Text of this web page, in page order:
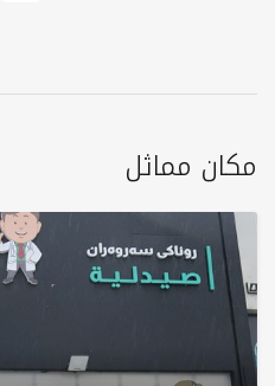
مكان مماثل